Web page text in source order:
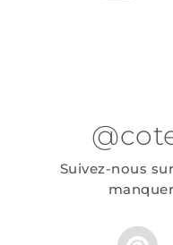
Suivez-nous